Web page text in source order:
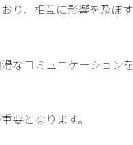
り、相互に影響を及ぼ
なコミュニケーション
要となります。